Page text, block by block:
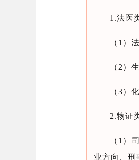
1.法医
（1）
（2）
（3）
2.物证
（1）
业方向、刑